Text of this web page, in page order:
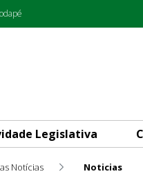
Legislativa
Notícias Noticias